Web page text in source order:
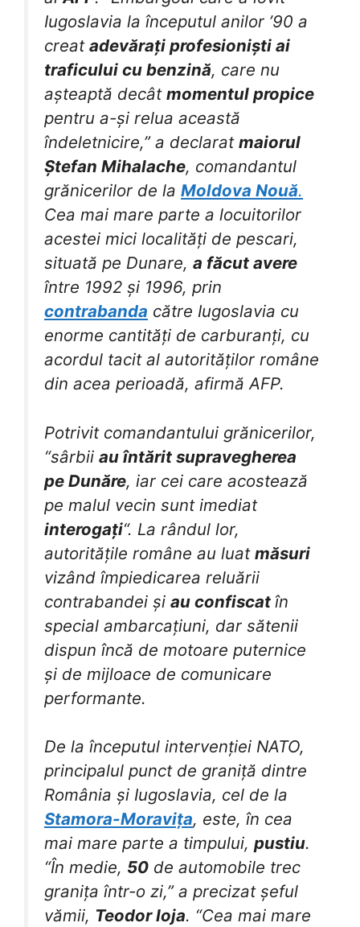
Iugoslavia la începutul anilor ’90 a
creat adevărați profesioniști ai
traficului cu benzină, care nu
așteaptă decât momentul propice
pentru a-și relua această
îndeletnicire,” a declarat maiorul
Ștefan Mihalache, comandantul
grănicerilor de la Moldova Nouă.
Cea mai mare parte a locuitorilor
acestei mici localități de pescari,
situată pe Dunare, a făcut avere
între 1992 și 1996, prin
contrabanda către Iugoslavia cu
enorme cantități de carburanți, cu
acordul tacit al autorităților române
din acea perioadă, afirmă AFP.
Potrivit comandantului grănicerilor,
“sârbii au întărit supravegherea
pe Dunăre, iar cei care acostează
pe malul vecin sunt imediat
interogați“. La rândul lor,
autoritățile române au luat măsuri
vizând împiedicarea reluării
contrabandei și au confiscat în
special ambarcațiuni, dar sătenii
dispun încă de motoare puternice
și de mijloace de comunicare
performante.
De la începutul intervenției NATO,
principalul punct de graniță dintre
România și Iugoslavia, cel de la
Stamora-Moravița, este, în cea
mai mare parte a timpului, pustiu.
“În medie, 50 de automobile trec
granița într-o zi,” a precizat șeful
vămii, Teodor Ioja. “Cea mai mare